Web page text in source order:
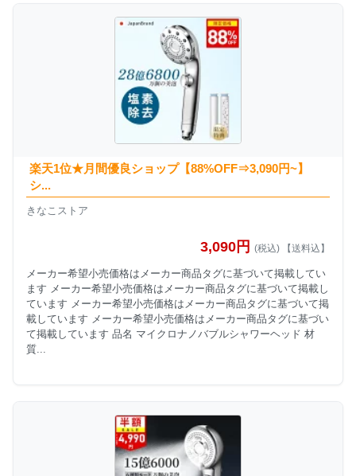
楽天1位★月間優良ショップ【88%OFF⇒3,090円~】
シ...
きなこストア
3,090円 (税込) 【送料込】
メーカー希望小売価格はメーカー商品タグに基づいて掲載してい
ます メーカー希望小売価格はメーカー商品タグに基づいて掲載し
ています メーカー希望小売価格はメーカー商品タグに基づいて掲
載しています メーカー希望小売価格はメーカー商品タグに基づい
て掲載しています 品名 マイクロナノバブルシャワーヘッド 材
質...